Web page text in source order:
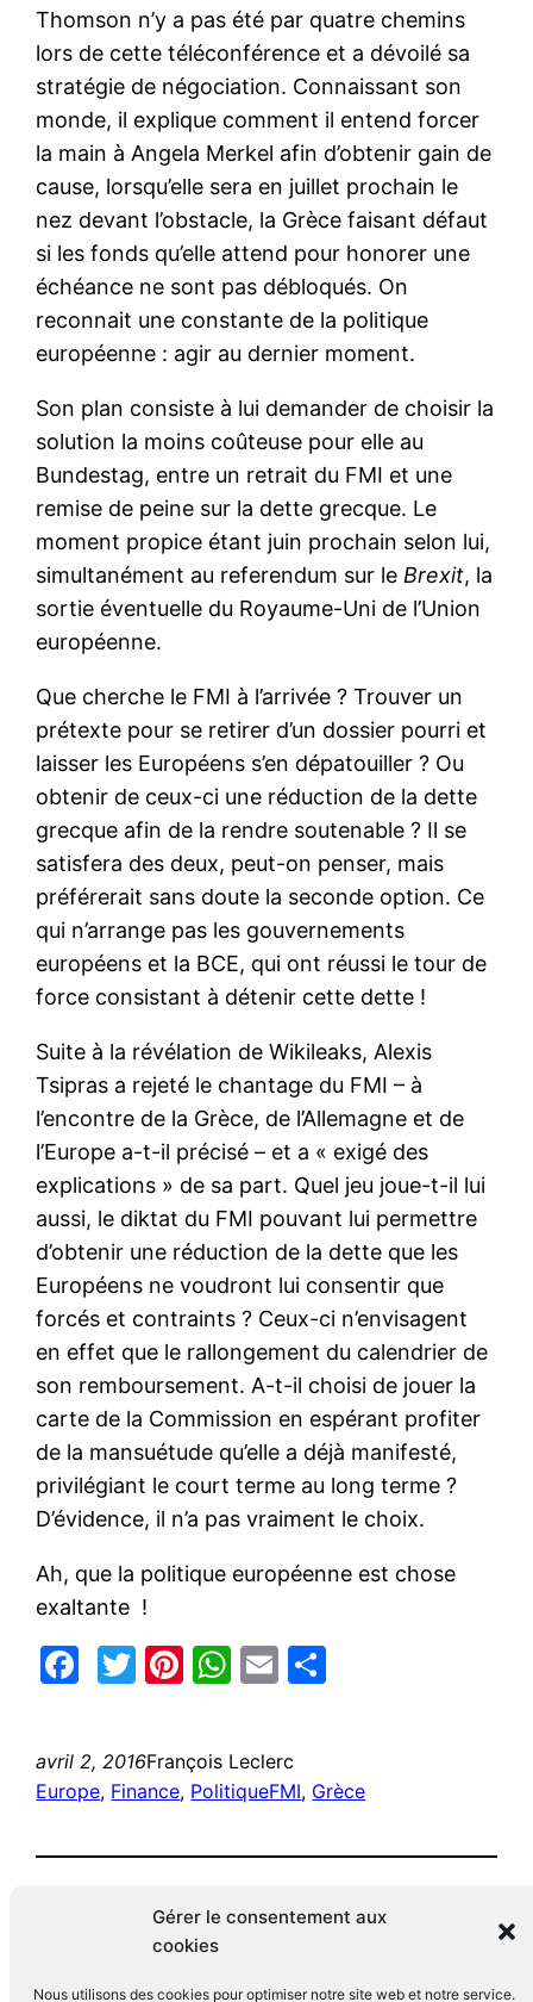
Gérer le consentement aux
cookies
Nous utilisons des cookies pour optimiser notre site web et notre service.
Thomson n’y a pas été par quatre chemins
lors de cette téléconférence et a dévoilé sa
stratégie de négociation. Connaissant son
monde, il explique comment il entend forcer
la main à Angela Merkel afin d’obtenir gain de
cause, lorsqu’elle sera en juillet prochain le
nez devant l’obstacle, la Grèce faisant défaut
si les fonds qu’elle attend pour honorer une
échéance ne sont pas débloqués. On
reconnait une constante de la politique
européenne : agir au dernier moment.
Son plan consiste à lui demander de choisir la
solution la moins coûteuse pour elle au
Bundestag, entre un retrait du FMI et une
remise de peine sur la dette grecque. Le
moment propice étant juin prochain selon lui,
simultanément au referendum sur le Brexit, la
sortie éventuelle du Royaume-Uni de l’Union
européenne.
Que cherche le FMI à l’arrivée ? Trouver un
prétexte pour se retirer d’un dossier pourri et
laisser les Européens s’en dépatouiller ? Ou
obtenir de ceux-ci une réduction de la dette
grecque afin de la rendre soutenable ? Il se
satisfera des deux, peut-on penser, mais
préférerait sans doute la seconde option. Ce
qui n’arrange pas les gouvernements
européens et la BCE, qui ont réussi le tour de
force consistant à détenir cette dette !
Suite à la révélation de Wikileaks, Alexis
Tsipras a rejeté le chantage du FMI – à
l’encontre de la Grèce, de l’Allemagne et de
l’Europe a-t-il précisé – et a « exigé des
explications » de sa part. Quel jeu joue-t-il lui
aussi, le diktat du FMI pouvant lui permettre
d’obtenir une réduction de la dette que les
Européens ne voudront lui consentir que
forcés et contraints ? Ceux-ci n’envisagent
en effet que le rallongement du calendrier de
son remboursement. A-t-il choisi de jouer la
carte de la Commission en espérant profiter
de la mansuétude qu’elle a déjà manifesté,
privilégiant le court terme au long terme ?
D’évidence, il n’a pas vraiment le choix.
Ah, que la politique européenne est chose
exaltante !
Facebook
Twitter
Pinterest
WhatsApp
Email
avril 2, 2016François Leclerc
Europe, Finance, PolitiqueFMI, Grèce